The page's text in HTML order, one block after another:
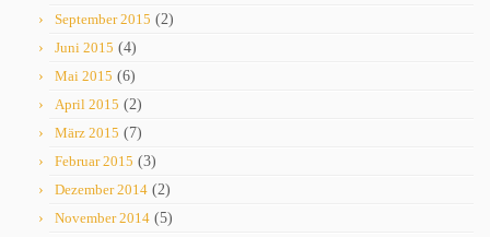
September 2015 (2)
Juni 2015 (4)
Mai 2015 (6)
April 2015 (2)
März 2015 (7)
Februar 2015 (3)
Dezember 2014 (2)
November 2014 (5)